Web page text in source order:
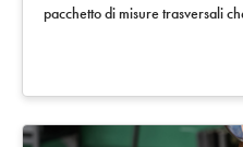
pacchetto di misure trasversali